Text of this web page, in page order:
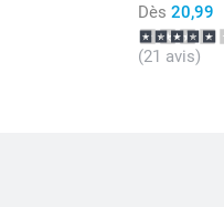
Dès 20,99
(21 avis)